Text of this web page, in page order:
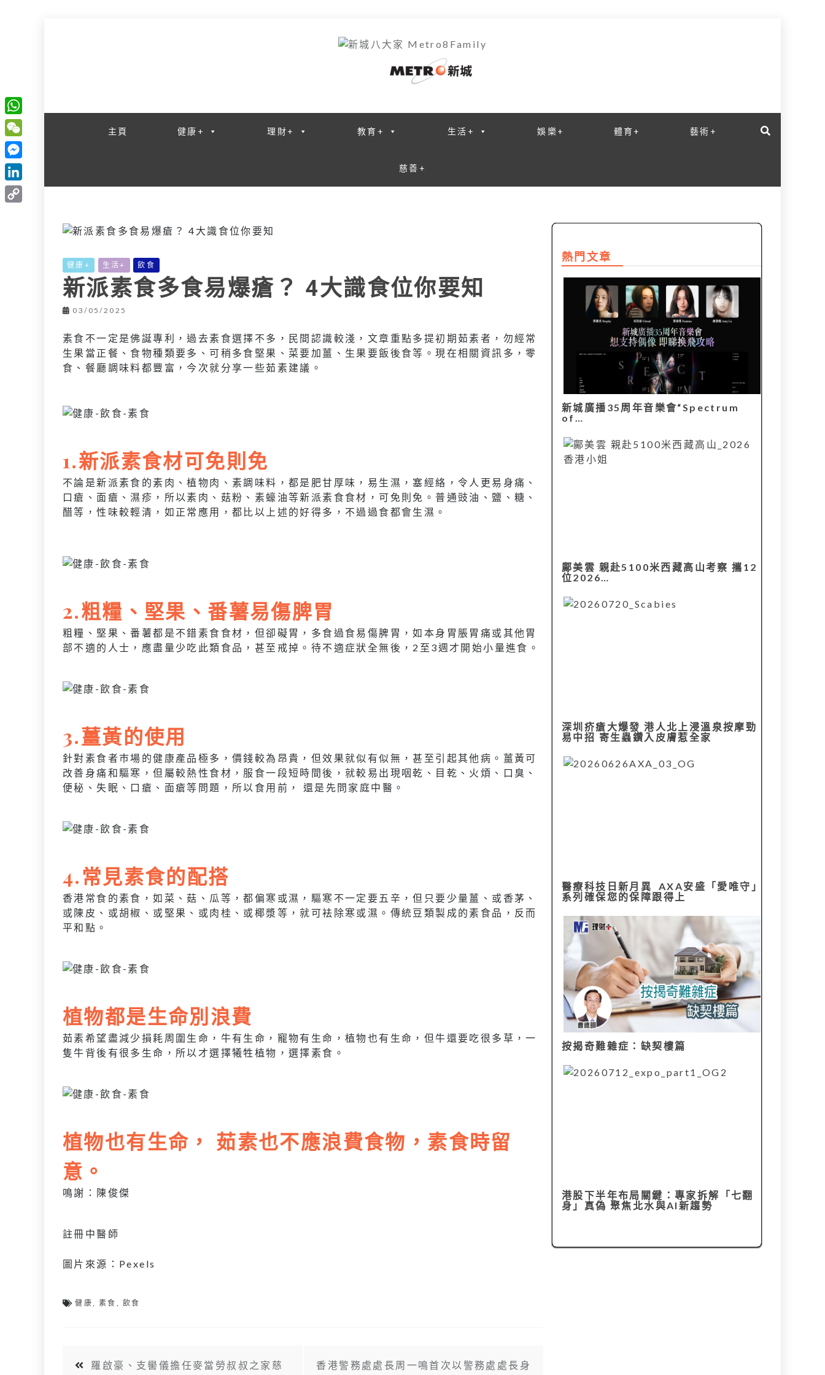
主頁 健康+ 理財+ 教育+ 生活+ 娛樂+ 體育+ 藝術+
慈善+
健康+ 生活+ 飲食
新派素食多食易爆瘡？ 4大識食位你要知
03/05/2025
素食不一定是佛誕專利，過去素食選擇不多，民間認識較淺，文章重點多提初期茹素者，勿經常
生果當正餐、食物種類要多、可稍多食堅果、菜要加薑、生果要飯後食等。現在相關資訊多，零
食、餐廳調味料都豐富，今次就分享一些茹素建議。
1.新派素食材可免則免
不論是新派素食的素肉、植物肉、素調味料，都是肥甘厚味，易生濕，塞經絡，令人更易身痛、
口瘡、面瘡、濕疹，所以素肉、菇粉、素蠔油等新派素食食材，可免則免。普通豉油、鹽、糖、
醋等，性味較輕清，如正常應用，都比以上述的好得多，不過過食都會生濕。
2.粗糧、堅果、番薯易傷脾胃
粗糧、堅果、番薯都是不錯素食食材，但卻礙胃，多食過食易傷脾胃，如本身胃脹胃痛或其他胃
部不適的人士，應盡量少吃此類食品，甚至戒掉。待不適症狀全無後，2至3週才開始小量進食。
3.薑黃的使用
針對素食者巿場的健康產品極多，價錢較為昂貴，但效果就似有似無，甚至引起其他病。薑黃可
改善身痛和驅寒，但屬較熱性食材，服食一段短時間後，就較易出現咽乾、目乾、火煩、口臭、
便秘、失眠、口瘡、面瘡等問題，所以食用前， 還是先問家庭中醫。
4.常見素食的配搭
香港常食的素食，如菜、菇、瓜等，都偏寒或濕，驅寒不一定要五辛，但只要少量薑、或香茅、
或陳皮、或胡椒、或堅果、或肉桂、或椰漿等，就可袪除寒或濕。傳統豆類製成的素食品，反而
平和點。
植物都是生命別浪費
茹素希望盡減少損耗周圍生命，牛有生命，寵物有生命，植物也有生命，但牛還要吃很多草，一
隻牛背後有很多生命，所以才選擇犧牲植物，選擇素食。
植物也有生命， 茹素也不應浪費食物，素食時留
意。
鳴謝：陳俊傑
註冊中醫師
圖片來源：Pexels
健康,素食 , 飲食
羅啟豪、支嚳儀擔任麥當勞叔叔之家慈
香港警務處處長周一鳴首次以警務處處長身
熱門文章
新城廣播35周年音樂會“Spectrum
of…
鄺美雲 親赴5100米西藏高山考察 攜12
位2026…
深圳疥瘡大爆發 港人北上浸溫泉按摩勁
易中招 寄生蟲鑽入皮膚惹全家
醫療科技日新月異 AXA安盛「愛唯守」
系列確保您的保障跟得上
按揭奇難雜症：缺契樓篇
港股下半年布局關鍵：專家拆解「七翻
身」真偽 聚焦北水與AI新趨勢
W
h
a
t
s
W
e
C
h
M
e
s
L
i